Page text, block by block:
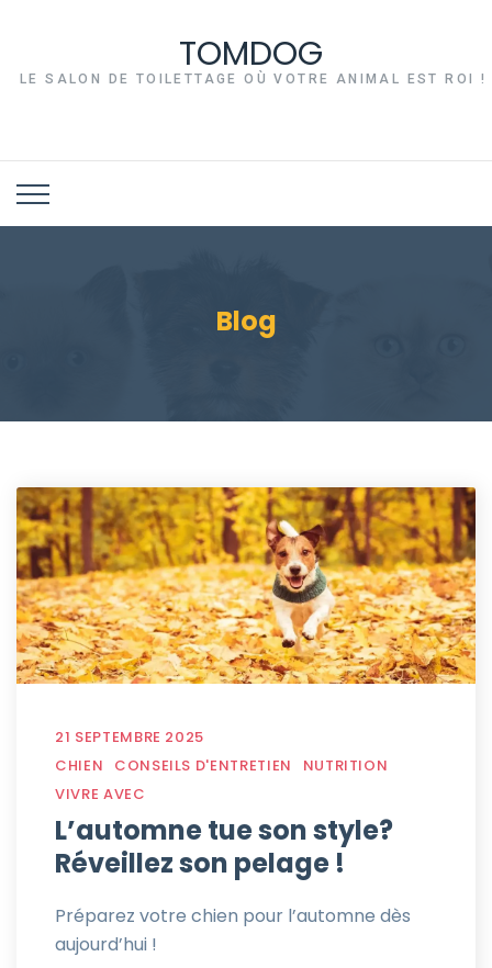
TOMDOG
LE SALON DE TOILETTAGE OÙ VOTRE ANIMAL EST ROI !
Blog
21 SEPTEMBRE 2025
CHIEN
CONSEILS D'ENTRETIEN
NUTRITION
VIVRE AVEC
L’automne tue son style?
Réveillez son pelage !
Préparez votre chien pour l’automne dès
aujourd’hui !